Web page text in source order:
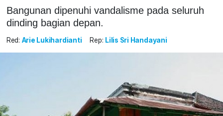
Bangunan dipenuhi vandalisme pada seluruh
dinding bagian depan.
Red: Arie Lukihardianti Rep: Lilis Sri Handayani